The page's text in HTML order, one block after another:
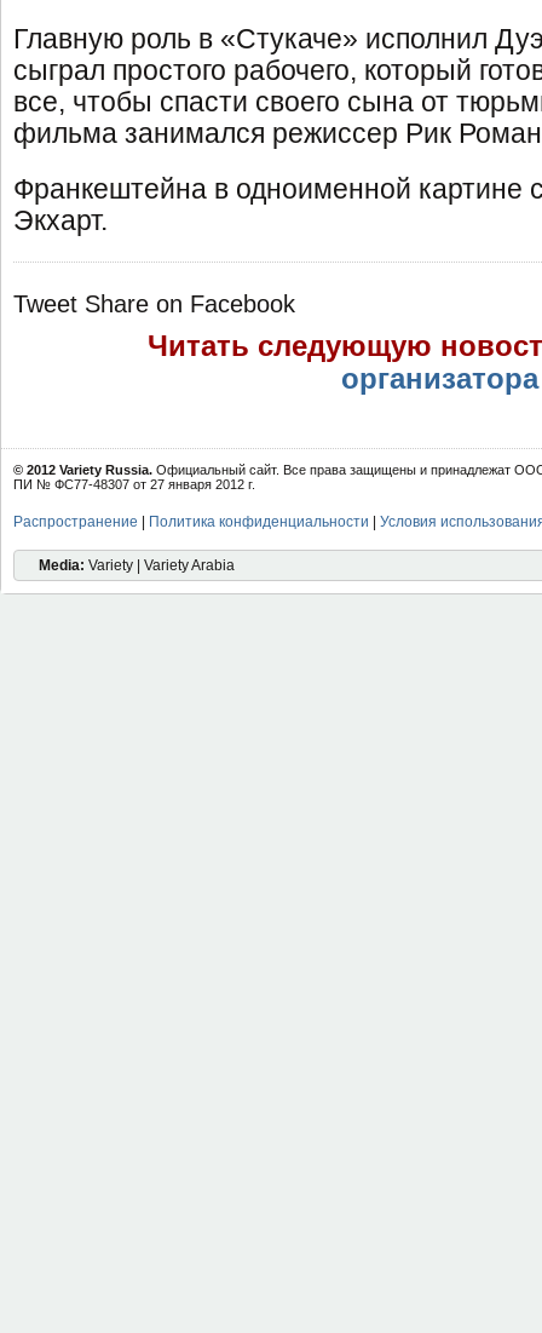
Главную роль в «Стукаче» исполнил
сыграл простого рабочего, который
все, чтобы спасти своего сына от
фильма занимался режиссер Рик
Франкештейна в одноименной картине
Экхарт.
Tweet Share on Facebook
Читать следующую
© 2012 Variety Russia. Официальный сайт. Все права защищены и принадлежат
ПИ № ФС77-48307 от 27 января 2012 г.
Распространение Политика конфиденциальности Условия
Media: Variety | Variety Arabia